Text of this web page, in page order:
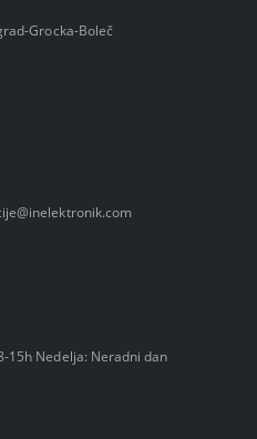
Grocka-Boleč
15h Nedelja: Neradni dan